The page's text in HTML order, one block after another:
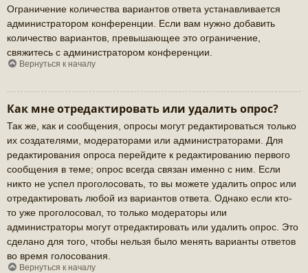
Ограничение количества вариантов ответа устанавливается
администратором конференции. Если вам нужно добавить
количество вариантов, превышающее это ограничение,
свяжитесь с администратором конференции.
Вернуться к началу
Как мне отредактировать или удалить опрос?
Так же, как и сообщения, опросы могут редактироваться только
их создателями, модераторами или администраторами. Для
редактирования опроса перейдите к редактированию первого
сообщения в теме; опрос всегда связан именно с ним. Если
никто не успел проголосовать, то вы можете удалить опрос или
отредактировать любой из вариантов ответа. Однако если кто-
то уже проголосовал, то только модераторы или
администраторы могут отредактировать или удалить опрос. Это
сделано для того, чтобы нельзя было менять варианты ответов
во время голосования.
Вернуться к началу